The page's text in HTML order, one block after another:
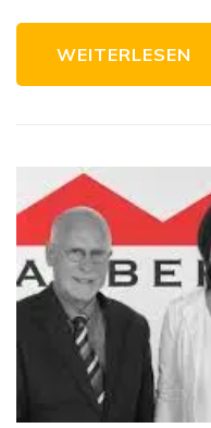
WEITERLESEN